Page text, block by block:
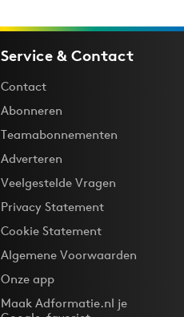
Service & Contact
Contact
Abonneren
Teamabonnementen
Adverteren
Veelgestelde Vragen
Privacy Statement
Cookie Statement
Algemene Voorwaarden
Onze app
Maak Adformatie.nl je